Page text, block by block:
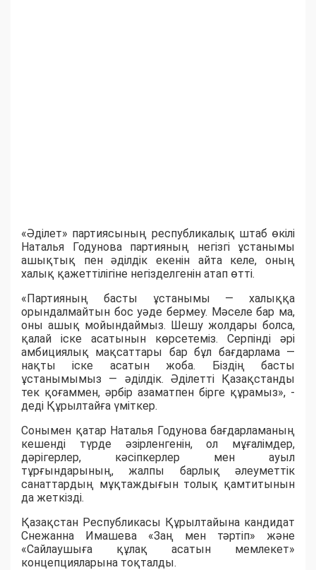
«Әділет» партиясының республикалық штаб өкілі
Наталья Годунова партияның негізгі ұстанымы
ашықтық пен әділдік екенін айта келе, оның
халық қажеттілігіне негізделгенін атап өтті.
«Партияның басты ұстанымы — халыққа
орындалмайтын бос уәде бермеу. Мәселе бар ма,
оны ашық мойындаймыз. Шешу жолдары болса,
қалай іске асатынын көрсетеміз. Серпінді әрі
амбициялық мақсаттары бар бұл бағдарлама —
нақты іске асатын жоба. Біздің басты
ұстанымымыз — әділдік. Әділетті Қазақстанды
тек қоғаммен, әрбір азаматпен бірге құрамыз», -
деді Құрылтайға үміткер.
Сонымен қатар Наталья Годунова бағдарламаның
кешенді түрде әзірленгенін, ол мұғалімдер,
дәрігерлер, кәсіпкерлер мен ауыл
тұрғындарының, жалпы барлық әлеуметтік
санаттардың мұқтаждығын толық қамтитынын
да жеткізді.
Қазақстан Республикасы Құрылтайына кандидат
Снежанна Имашева «Заң мен тәртіп» және
«Сайлаушыға құлақ асатын мемлекет»
концепцияларына тоқталды.